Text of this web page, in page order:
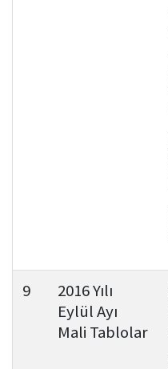
9
2016 Yılı
Eylül Ayı
Mali Tablolar